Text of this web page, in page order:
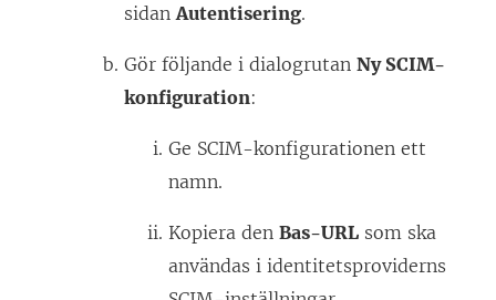
sidan Autentisering.
Gör följande i dialogrutan Ny SCIM-
konfiguration:
Ge SCIM-konfigurationen ett
namn.
Kopiera den Bas-URL som ska
användas i identitetsproviderns